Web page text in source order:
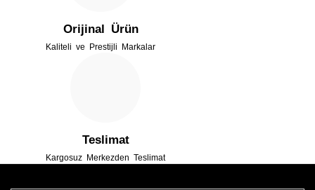
Orijinal Ürün
Kaliteli ve Prestijli Markalar
Teslimat
Kargosuz Merkezden Teslimat